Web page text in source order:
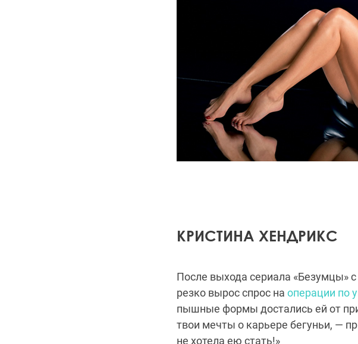
КРИСТИНА ХЕНДРИКС
После выхода сериала «Безумцы»
резко вырос спрос на операции по
пышные формы достались ей от
твои мечты о карьере бегуньи, —
не хотела ею стать!»